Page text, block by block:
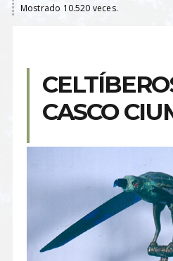
Mostrado 10.520 veces.
CASCO